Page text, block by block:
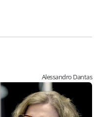
Alessandro Dantas